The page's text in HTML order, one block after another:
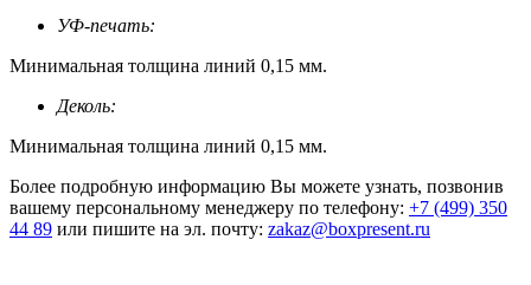
УФ-печать:
Минимальная толщина линий 0,15 мм.
Деколь:
Минимальная толщина линий 0,15 мм.
Более подробную информацию Вы можете узнать, позвонив
вашему персональному менеджеру по телефону: +7 (499) 350
44 89 или пишите на эл. почту: zakaz@boxpresent.ru